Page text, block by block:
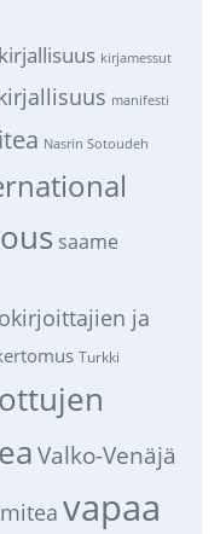
kirjallisuus kirjamessut
manifesti
Nasrin Sotoudeh
saame
ja
Turkki
Valko-Venäjä
vapaa